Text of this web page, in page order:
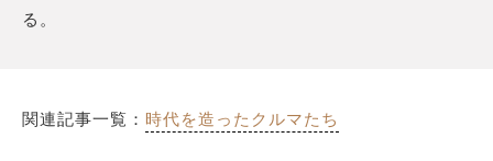
る。
関連記事一覧： 時代を造ったクルマたち